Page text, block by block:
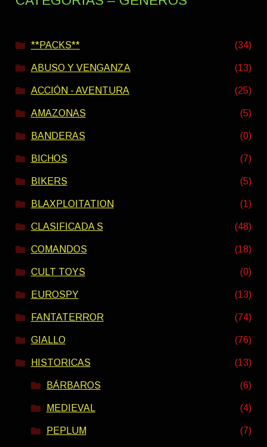
**PACKS** (34)
ABUSO Y VENGANZA (13)
ACCIÓN - AVENTURA (25)
AMAZONAS (5)
BANDERAS (0)
BICHOS (7)
BIKERS (5)
BLAXPLOITATION (1)
CLASIFICADA S (48)
COMANDOS (18)
CULT TOYS (0)
EUROSPY (13)
FANTATERROR (74)
GIALLO (76)
HISTORICAS (13)
BÁRBAROS (6)
MEDIEVAL (4)
PEPLUM (7)